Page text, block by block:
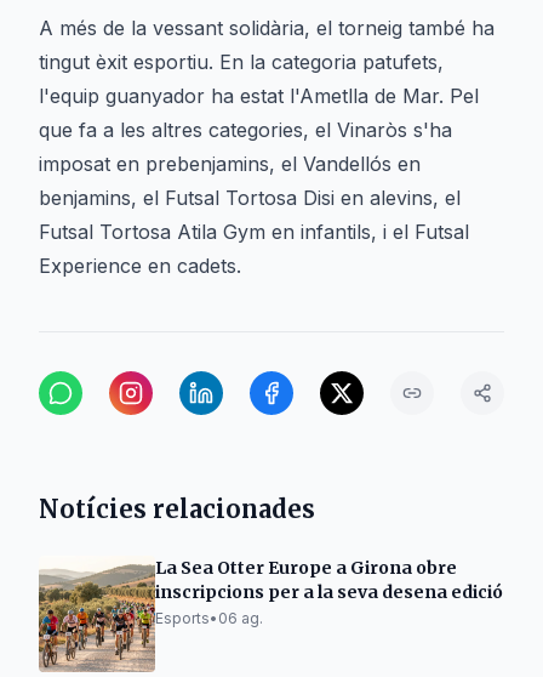
A més de la vessant solidària, el torneig també ha
tingut èxit esportiu. En la categoria patufets,
l'equip guanyador ha estat l'Ametlla de Mar. Pel
que fa a les altres categories, el Vinaròs s'ha
imposat en prebenjamins, el Vandellós en
benjamins, el Futsal Tortosa Disi en alevins, el
Futsal Tortosa Atila Gym en infantils, i el Futsal
Experience en cadets.
Notícies relacionades
La Sea Otter Europe a Girona obre
inscripcions per a la seva desena edició
Esports• 06 ag.